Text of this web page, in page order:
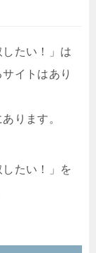
したい！」は
イトはあり
ります。
したい！」を